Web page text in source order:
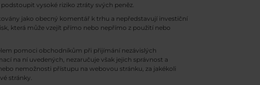
vysoké riziko ztráty svých peněz.
jako obecný komentář k trhu a nepředstavují investiční
která může vzejít přímo nebo nepřímo z použití nebo
pomoci obchodníkům při přijímání nezávislých
na ní uvedených, nezaručuje však jejich správnost a
nemožnosti přístupu na webovou stránku, za jakékoli
stránky.